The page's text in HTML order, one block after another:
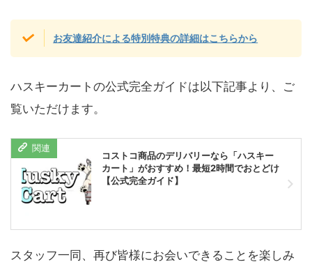
お友達紹介による特別特典の詳細はこちらから
ハスキーカートの公式完全ガイドは以下記事より、ご
覧いただけます。
コストコ商品のデリバリーなら「ハスキー
カート」がおすすめ！最短2時間でおとどけ
【公式完全ガイド】
スタッフ一同、再び皆様にお会いできることを楽しみ